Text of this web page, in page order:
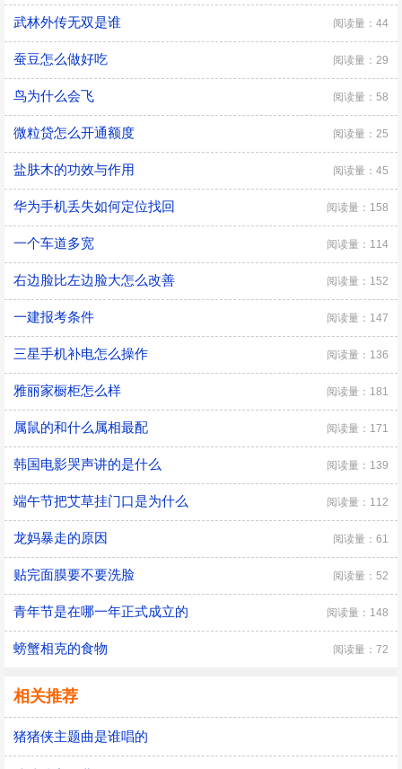
武林外传无双是谁 阅读量：44
蚕豆怎么做好吃 阅读量：29
鸟为什么会飞 阅读量：58
微粒贷怎么开通额度 阅读量：25
盐肤木的功效与作用 阅读量：45
华为手机丢失如何定位找回 阅读量：158
一个车道多宽 阅读量：114
右边脸比左边脸大怎么改善 阅读量：152
一建报考条件 阅读量：147
三星手机补电怎么操作 阅读量：136
雅丽家橱柜怎么样 阅读量：181
属鼠的和什么属相最配 阅读量：171
韩国电影哭声讲的是什么 阅读量：139
端午节把艾草挂门口是为什么 阅读量：112
龙妈暴走的原因 阅读量：61
贴完面膜要不要洗脸 阅读量：52
青年节是在哪一年正式成立的 阅读量：148
螃蟹相克的食物 阅读量：72
相关推荐
猪猪侠主题曲是谁唱的